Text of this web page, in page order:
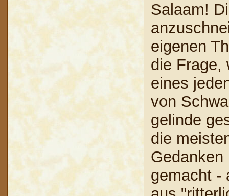
Salaam!
eigenen
die Frage,
eines
von
gelinde
die
Gedanken
gemacht -